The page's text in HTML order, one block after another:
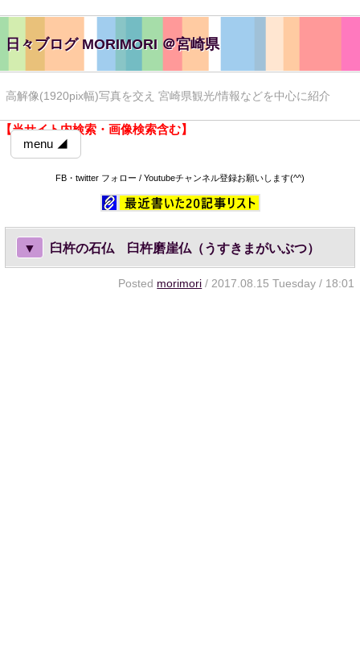
日々ブログ MORIMORI ＠宮崎県
高解像(1920pix幅)写真を交え 宮崎県観光/情報などを中心に紹介
【当サイト内検索・画像検索含む】
menu ◢
FB・twitter フォロー / Youtubeチャンネル登録お願いします(^^)
▼ 臼杵の石仏 臼杵磨崖仏（うすきまがいぶつ）
Posted morimori / 2017.08.15 Tuesday / 18:01